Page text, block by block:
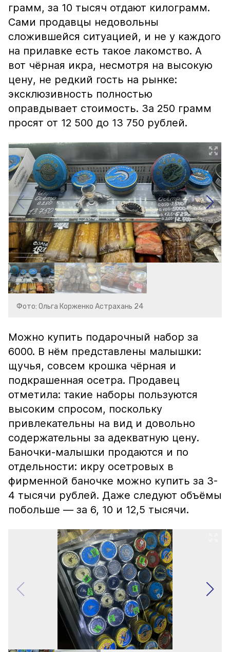
грамм, за 10 тысяч отдают килограмм.
Сами продавцы недовольны
сложившейся ситуацией, и не у каждого
на прилавке есть такое лакомство. А
вот чёрная икра, несмотря на высокую
цену, не редкий гость на рынке:
эксклюзивность полностью
оправдывает стоимость. За 250 грамм
просят от 12 500 до 13 750 рублей.
Фото: Ольга Корженко Астрахань 24
Можно купить подарочный набор за
6000. В нём представлены малышки:
щучья, совсем крошка чёрная и
подкрашенная осетра. Продавец
отметила: такие наборы пользуются
высоким спросом, поскольку
привлекательны на вид и довольно
содержательны за адекватную цену.
Баночки-малышки продаются и по
отдельности: икру осетровых в
фирменной баночке можно купить за 3-
4 тысячи рублей. Даже следуют объёмы
побольше — за 6, 10 и 12,5 тысячи.